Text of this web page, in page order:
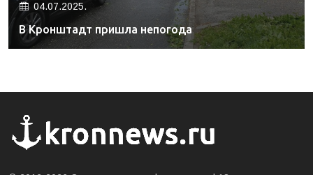
04.07.2025.
В Кронштадт пришла непогода